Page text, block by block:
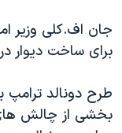
جان اف.کلی وزیر
برای ساخت دیوار در مرز ۱۹۰۰ مایلی با مکزیک
طرح دونالد ترامپ
بخشی از چالش های